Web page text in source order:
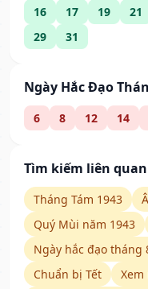
16
17 19 21
29
31
Ngày Hắc Đạo
6 8 12 14
Tìm kiếm liên quan
Tháng Tám 1943
Quý Mùi năm 1943
Ngày hắc đạo tháng
Chuẩn bị Tết